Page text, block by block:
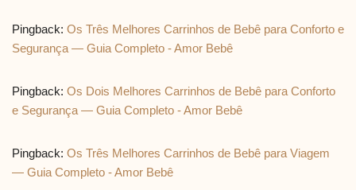
Pingback: Os Três Melhores Carrinhos de Bebê para Conforto e
Segurança — Guia Completo - Amor Bebê
Pingback: Os Dois Melhores Carrinhos de Bebê para Conforto
e Segurança — Guia Completo - Amor Bebê
Pingback: Os Três Melhores Carrinhos de Bebê para Viagem
— Guia Completo - Amor Bebê